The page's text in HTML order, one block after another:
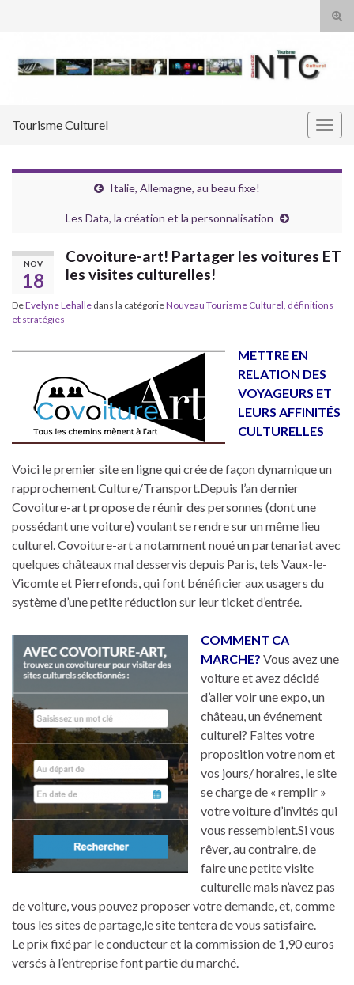
Tourisme Culturel
Italie, Allemagne, au beau fixe!
Les Data, la création et la personnalisation
NOV
18
Covoiture-art! Partager les voitures ET
les visites culturelles!
DeEvelyne Lehalle dans la catégorieNouveau Tourisme Culturel, définitions
et stratégies
METTRE EN
RELATION DES
VOYAGEURS ET
LEURS AFFINITÉS
CULTURELLES
Voici le premier site en ligne qui crée de façon dynamique un
rapprochement Culture/Transport.Depuis l’an dernier
Covoiture-art propose de réunir des personnes (dont une
possédant une voiture) voulant se rendre sur un même lieu
culturel. Covoiture-art a notamment noué un partenariat avec
quelques châteaux mal desservis depuis Paris, tels Vaux-le-
Vicomte et Pierrefonds, qui font bénéficier aux usagers du
système d’une petite réduction sur leur ticket d’entrée.
COMMENT CA
MARCHE? Vous avez une
voiture et avez décidé
d’aller voir une expo, un
château, un événement
culturel? Faites votre
proposition votre nom et
vos jours/ horaires, le site
se charge de « remplir »
votre voiture d’invités qui
vous ressemblent.Si vous
rêver, au contraire, de
faire une petite visite
culturelle mais n’avez pas
de voiture, vous pouvez proposer votre demande, et, comme
tous les sites de partage,le site tentera de vous satisfaire.
Le prix fixé par le conducteur et la commission de 1,90 euros
versés à l’entreprise font partie du marché.